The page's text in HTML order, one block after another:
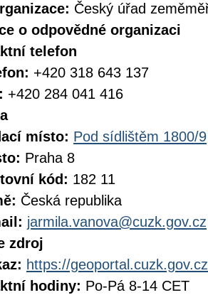
Český úřad
o odpovědné organizaci
telefon
+420 318 643 137
+420 284 041 416
místo: Pod sídlištěm 1800/9
Praha 8
kód: 182 11
Česká republika
jarmila.vanova@cuzk.gov.cz
zdroj
https://geoportal.cuzk.gov.cz
hodiny: Po-Pá 8-14 CET